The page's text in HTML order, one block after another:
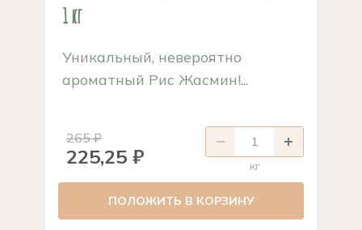
1 кг
Уникальный, невероятно
ароматный Рис Жасмин!...
265 ₽
225,25 ₽ кг
ПОЛОЖИТЬ В КОРЗИНУ